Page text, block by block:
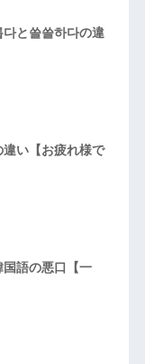
と쓸쓸하다の違
い【お疲れ様で
語の悪口【一